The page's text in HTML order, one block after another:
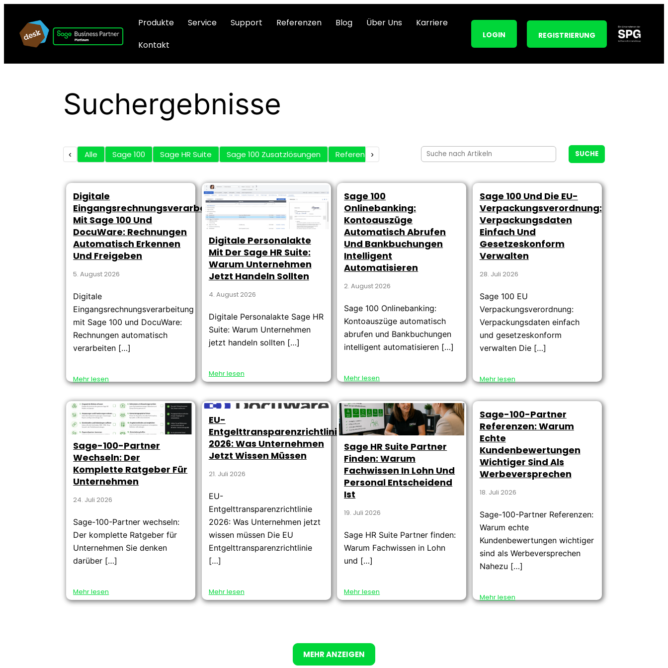
Produkte Service Support Referenzen Blog Über Uns
Karriere
Kontakt
LOGIN REGISTRIERUNG
Suchergebnisse
‹ Alle Sage 100 Sage HR Suite Sage 100 Zusatzlösungen Referenzen
› SUCHE
Digitale
Eingangsrechnungsverarbeitung
Mit Sage 100 Und
DocuWare: Rechnungen
Automatisch Erkennen
Und Freigeben
5. August 2026
Digitale
Eingangsrechnungsverarbeitung
mit Sage 100 und DocuWare:
Rechnungen automatisch
verarbeiten […]
Mehr lesen
Digitale Personalakte
Mit Der Sage HR Suite:
Warum Unternehmen
Jetzt Handeln Sollten
4. August 2026
Digitale Personalakte Sage HR
Suite: Warum Unternehmen
jetzt handeln sollten […]
Mehr lesen
Sage 100
Onlinebanking:
Kontoauszüge
Automatisch Abrufen
Und Bankbuchungen
Intelligent
Automatisieren
2. August 2026
Sage 100 Onlinebanking:
Kontoauszüge automatisch
abrufen und Bankbuchungen
intelligent automatisieren […]
Mehr lesen
Sage 100 Und Die EU-
Verpackungsverordnung:
Verpackungsdaten
Einfach Und
Gesetzeskonform
Verwalten
28. Juli 2026
Sage 100 EU
Verpackungsverordnung:
Verpackungsdaten einfach
und gesetzeskonform
verwalten Die […]
Mehr lesen
Sage-100-Partner
Wechseln: Der
Komplette Ratgeber Für
Unternehmen
24. Juli 2026
Sage-100-Partner wechseln:
Der komplette Ratgeber für
Unternehmen Sie denken
darüber […]
Mehr lesen
EU-
Entgelttransparenzrichtlinie
2026: Was Unternehmen
Jetzt Wissen Müssen
21. Juli 2026
EU-
Entgelttransparenzrichtlinie
2026: Was Unternehmen jetzt
wissen müssen Die EU
Entgelttransparenzrichtlinie
[…]
Mehr lesen
Sage HR Suite Partner
Finden: Warum
Fachwissen In Lohn Und
Personal Entscheidend
Ist
19. Juli 2026
Sage HR Suite Partner finden:
Warum Fachwissen in Lohn
und […]
Mehr lesen
Sage-100-Partner
Referenzen: Warum
Echte
Kundenbewertungen
Wichtiger Sind Als
Werbeversprechen
18. Juli 2026
Sage-100-Partner Referenzen:
Warum echte
Kundenbewertungen wichtiger
sind als Werbeversprechen
Nahezu […]
Mehr lesen
MEHR ANZEIGEN